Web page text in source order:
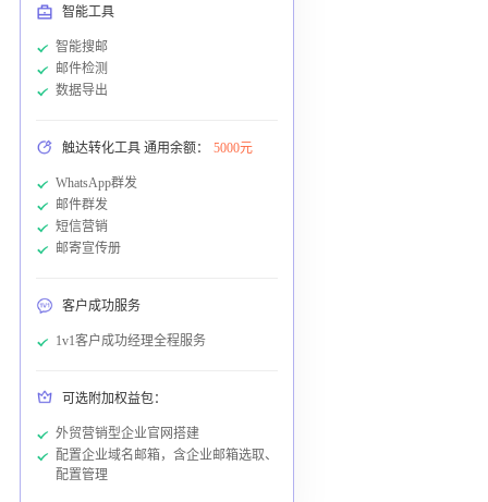
智能工具
智能搜邮
邮件检测
数据导出
触达转化工具 通用余额： 5000元
WhatsApp群发
邮件群发
短信营销
邮寄宣传册
客户成功服务
1v1客户成功经理全程服务
可选附加权益包：
外贸营销型企业官网搭建
配置企业域名邮箱，含企业邮箱选取、
配置管理